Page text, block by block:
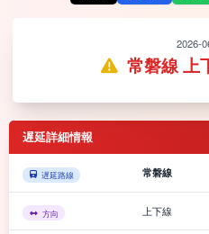
2026-
常磐線 上
遅延詳細情報
遅延路線 常磐線
方向 上下線